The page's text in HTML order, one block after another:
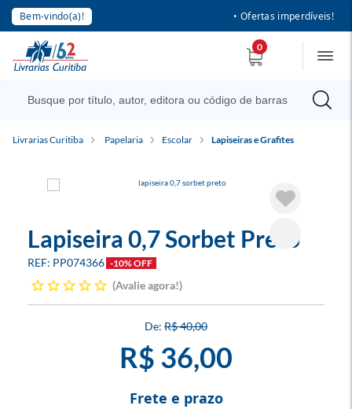
Bem-vindo(a)! • Ofertas imperdíveis!
0
Livrarias Curitiba Papelaria Escolar Lapiseiras e Grafites
Lapiseira 0,7 Sorbet Preto
PP074366 -10% OFF
Avalie agora!
R$ 40,00
R$ 36,00
Frete e prazo